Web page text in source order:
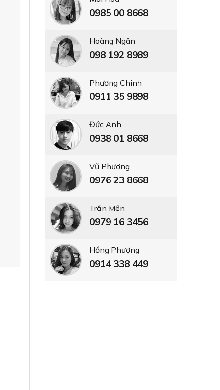
0985 00 8668
Hoàng Ngân
098 192 8989
Phương Chinh
0911 35 9898
Đức Anh
0938 01 8668
Vũ Phương
0976 23 8668
Trần Mến
0979 16 3456
Hồng Phượng
0914 338 449